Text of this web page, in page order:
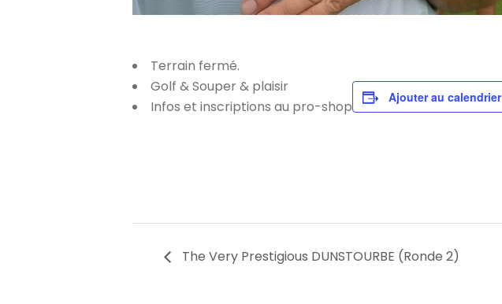
Terrain fermé.
Golf & Souper & plaisir
Infos et inscriptions au pro-shop
Ajouter au calendrier
The Very Prestigious DUNSTOURBE (Ronde 2)